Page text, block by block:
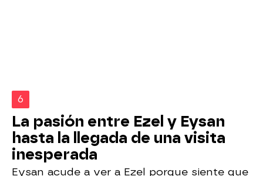
6
La pasión entre Ezel y Eysan
hasta la llegada de una visita
inesperada
Eysan acude a ver a Ezel porque siente que